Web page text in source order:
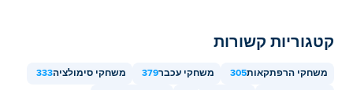
קטגוריות קשורות
משחקי הרפתקאות305 משחקי עכבר379 משחקי סימולציה333